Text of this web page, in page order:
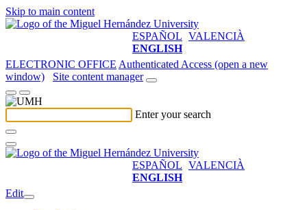
Skip to main content
ESPAÑOL VALENCIÀ
ENGLISH
ELECTRONIC OFFICE Authenticated Access (open a new
window)
Site content manager
Enter your search
ESPAÑOL VALENCIÀ
ENGLISH
Edit